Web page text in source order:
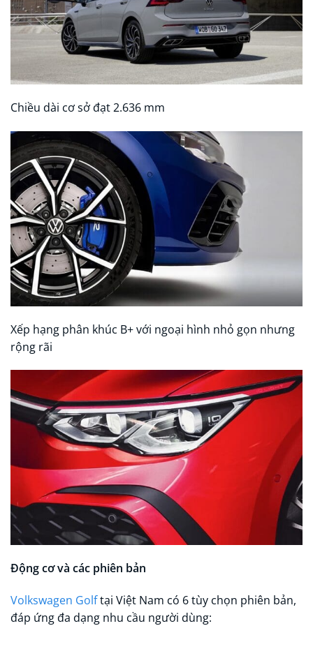
Chiều dài cơ sở đạt 2.636 mm
Xếp hạng phân khúc B+ với ngoại hình nhỏ gọn nhưng
rộng rãi
Động cơ và các phiên bản
Volkswagen Golftại Việt Nam có 6 tùy chọn phiên bản,
đáp ứng đa dạng nhu cầu người dùng: